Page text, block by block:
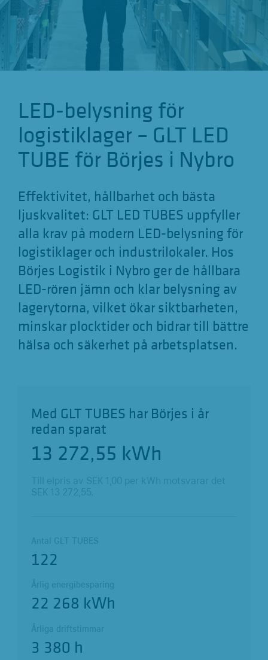
g
t
i
a
n
z
g
e
n
LED-belysning för
logistiklager – GLT LED
TUBE för Börjes i Nybro
Effektivitet, hållbarhet och bästa
ljuskvalitet: GLT LED TUBES uppfyller
alla krav på modern LED-belysning för
logistiklager och industrilokaler. Hos
Börjes Logistik i Nybro ger de hållbara
LED-rören jämn och klar belysning av
lagerytorna, vilket ökar siktbarheten,
minskar plocktider och bidrar till bättre
hälsa och säkerhet på arbetsplatsen.
Med GLT TUBES har Börjes i år
redan sparat
13 272,55 kWh
122
22 268 kWh
3 380 h